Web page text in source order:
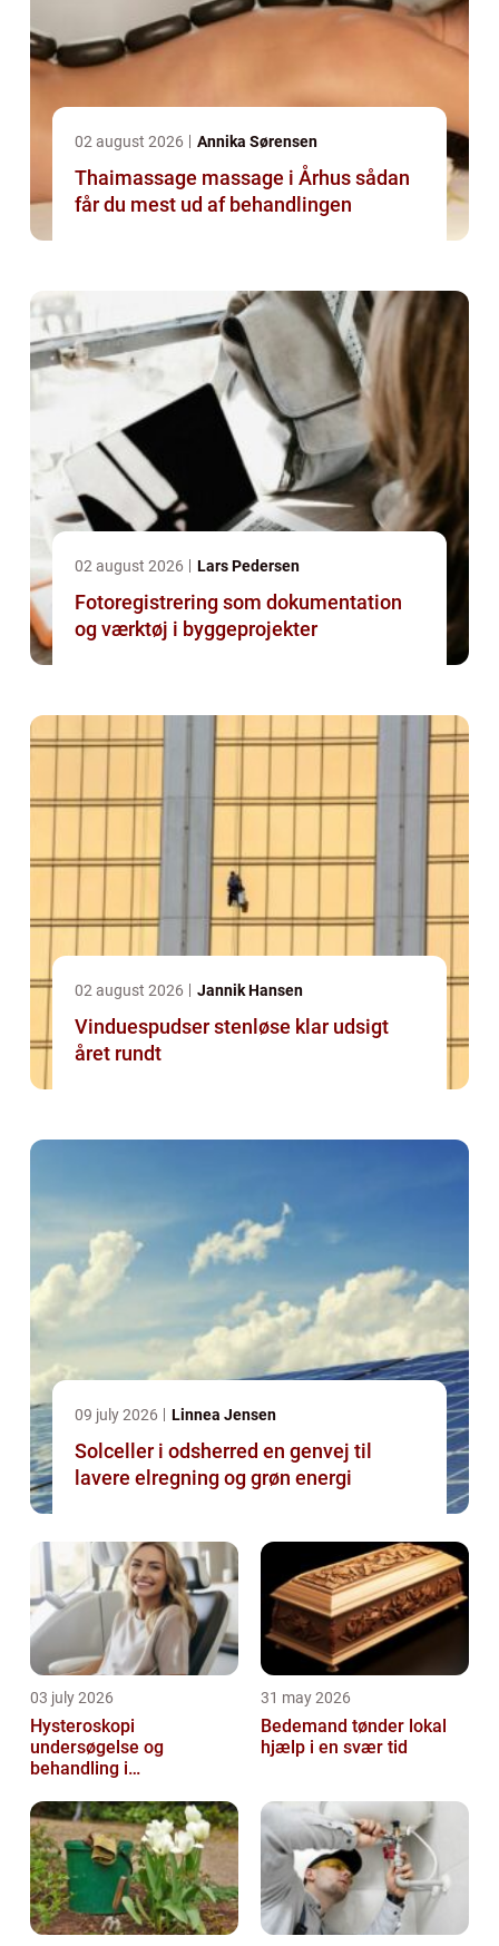
02 august 2026 Annika Sørensen
Thaimassage massage i Århus sådan
får du mest ud af behandlingen
02 august 2026 Lars Pedersen
Fotoregistrering som dokumentation
og værktøj i byggeprojekter
02 august 2026 Jannik Hansen
Vinduespudser stenløse klar udsigt
året rundt
09 july 2026 Linnea Jensen
Solceller i odsherred en genvej til
lavere elregning og grøn energi
03 july 2026
Hysteroskopi
undersøgelse og
behandling i
31 may 2026
Bedemand tønder lokal
hjælp i en svær tid